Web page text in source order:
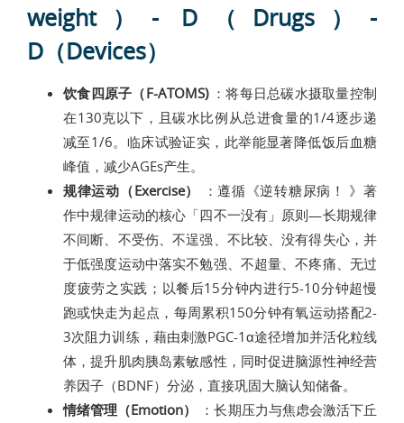
weight）- D（Drugs）-
D（Devices）
饮食四原子（F-ATOMS)：将每日总碳水摄取量控制
在130克以下，且碳水比例从总进食量的1/4逐步递
减至1/6。临床试验证实，此举能显著降低饭后血糖
峰值，减少AGEs产生。
规律运动（Exercise）
：遵循《逆转糖尿病！ 》著
作中规律运动的核心「四不一没有」原则—长期规律
不间断、不受伤、不逞强、不比较、没有得失心，并
于低强度运动中落实不勉强、不超量、不疼痛、无过
度疲劳之实践；以餐后15分钟内进行5-10分钟超慢
跑或快走为起点，每周累积150分钟有氧运动搭配2-
3次阻力训练，藉由刺激PGC-1α途径增加并活化粒线
体，提升肌肉胰岛素敏感性，同时促进脑源性神经营
养因子（BDNF）分泌，直接巩固大脑认知储备。
情绪管理（Emotion）
：长期压力与焦虑会激活下丘